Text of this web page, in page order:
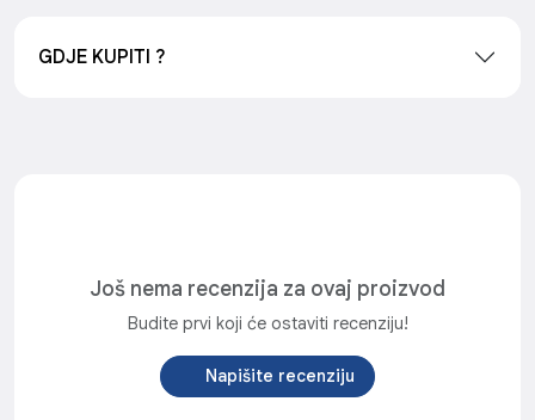
GDJE KUPITI ?
Još nema recenzija za ovaj proizvod
Budite prvi koji će ostaviti recenziju!
Napišite recenziju